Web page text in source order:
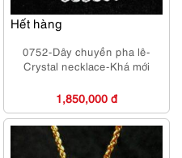
Hết hàng
0752-Dây chuyền pha lê-
Crystal necklace-Khá mới
1,850,000 đ